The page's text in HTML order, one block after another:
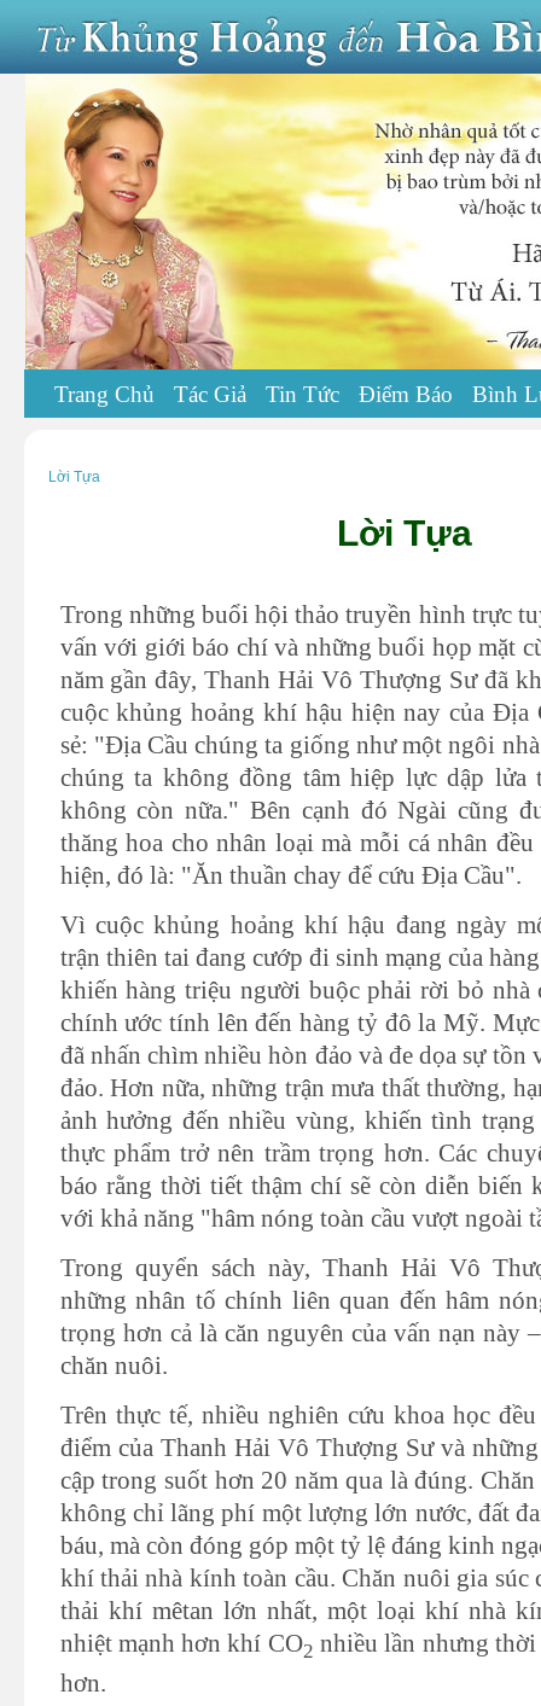
Trang Chủ Tác Giả Tin Tức Điểm Báo Bình
Lời Tựa
Lời Tựa
Trong những buổi hội thảo truyền hình trực
vấn với giới báo chí và những buổi họp mặt
năm gần đây, Thanh Hải Vô Thượng Sư đã
cuộc khủng hoảng khí hậu hiện nay của Địa
sẻ: "Địa Cầu chúng ta giống như một ngôi
chúng ta không đồng tâm hiệp lực dập lửa
không còn nữa." Bên cạnh đó Ngài cũng
thăng hoa cho nhân loại mà mỗi cá nhân
hiện, đó là: "Ăn thuần chay để cứu Địa Cầu".
Vì cuộc khủng hoảng khí hậu đang ngày
trận thiên tai đang cướp đi sinh mạng của
khiến hàng triệu người buộc phải rời bỏ
chính ước tính lên đến hàng tỷ đô la Mỹ.
đã nhấn chìm nhiều hòn đảo và đe dọa sự tồn
đảo. Hơn nữa, những trận mưa thất thường,
ảnh hưởng đến nhiều vùng, khiến tình
thực phẩm trở nên trầm trọng hơn. Các
báo rằng thời tiết thậm chí sẽ còn diễn biến
với khả năng "hâm nóng toàn cầu vượt ngoài
Trong quyển sách này, Thanh Hải Vô
những nhân tố chính liên quan đến hâm
trọng hơn cả là căn nguyên của vấn nạn này
chăn nuôi.
Trên thực tế, nhiều nghiên cứu khoa học
điểm của Thanh Hải Vô Thượng Sư và
cập trong suốt hơn 20 năm qua là đúng.
không chỉ lãng phí một lượng lớn nước, đất
báu, mà còn đóng góp một tỷ lệ đáng kinh
khí thải nhà kính toàn cầu. Chăn nuôi gia súc
thải khí mêtan lớn nhất, một loại khí nhà
nhiệt mạnh hơn khí CO2 nhiều lần nhưng
hơn.